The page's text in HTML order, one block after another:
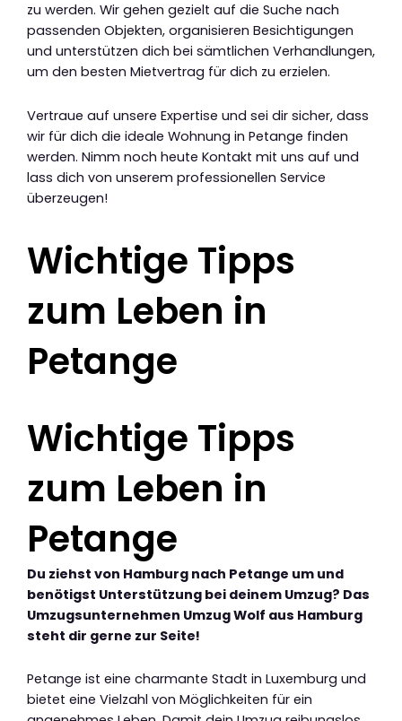
zu werden. Wir gehen gezielt auf die Suche nach
passenden Objekten, organisieren Besichtigungen
und unterstützen dich bei sämtlichen Verhandlungen,
um den besten Mietvertrag für dich zu erzielen.
Vertraue auf unsere Expertise und sei dir sicher, dass
wir für dich die ideale Wohnung in Petange finden
werden. Nimm noch heute Kontakt mit uns auf und
lass dich von unserem professionellen Service
überzeugen!
Wichtige Tipps
zum Leben in
Petange
Wichtige Tipps
zum Leben in
Petange
Du ziehst von Hamburg nach Petange um und
benötigst Unterstützung bei deinem Umzug? Das
Umzugsunternehmen Umzug Wolf aus Hamburg
steht dir gerne zur Seite!
Petange ist eine charmante Stadt in Luxemburg und
bietet eine Vielzahl von Möglichkeiten für ein